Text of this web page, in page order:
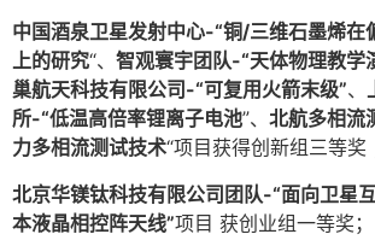
中国酒泉卫星发射中心-“铜/三维石墨烯在
上的研究“、 智观寰宇团队-“天体物理教学
巢航天科技有限公司-“可复用火箭末级”、
所-“低温高倍率锂离子电池”、 北航多相流
力多相流测试技术“项目获得创新组三等奖
北京华镁钛科技有限公司团队-“面向卫星
本液晶相控阵天线”项目 获创业组一等奖；